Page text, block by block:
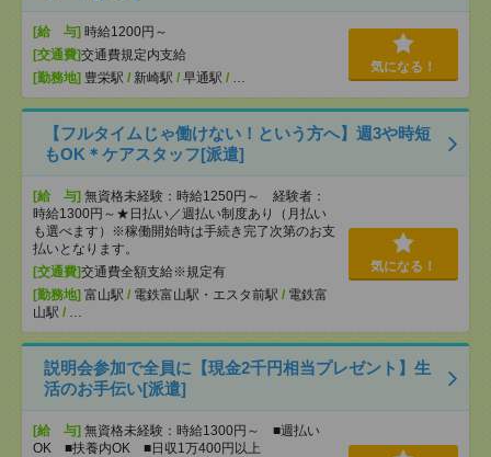
[給 与] 時給1200円～
[交通費]交通費規定内支給
[勤務地] 豊栄駅 / 新崎駅 / 早通駅 / …
気になる！
【フルタイムじゃ働けない！という方へ】週3や時短
もOK＊ケアスタッフ[派遣]
[給 与] 無資格未経験：時給1250円～ 経験者：
時給1300円～★日払い／週払い制度あり（月払い
も選べます）※稼働開始時は手続き完了次第のお支
払いとなります。
[交通費]交通費全額支給※規定有
[勤務地] 富山駅 / 電鉄富山駅・エスタ前駅 / 電鉄富
山駅 / …
気になる！
説明会参加で全員に【現金2千円相当プレゼント】生
活のお手伝い[派遣]
[給 与] 無資格未経験：時給1300円～ ■週払い
OK ■扶養内OK ■日収1万400円以上